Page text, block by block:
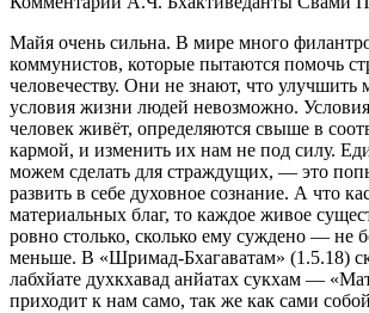
Майя очень сильна. В мире много
коммунистов, которые пытаются помочь
человечеству. Они не знают, что улучшить
условия жизни людей невозможно.
человек живёт, определяются свыше в
кармой, и изменить их нам не под силу.
можем сделать для страждущих, — это
развить в себе духовное сознание. А что
материальных благ, то каждое живое
ровно столько, сколько ему суждено — не
меньше. В «Шримад-Бхагаватам» (1.5.18)
лабхйате духкхавад анйатах сукхам —
приходит к нам само, так же как сами